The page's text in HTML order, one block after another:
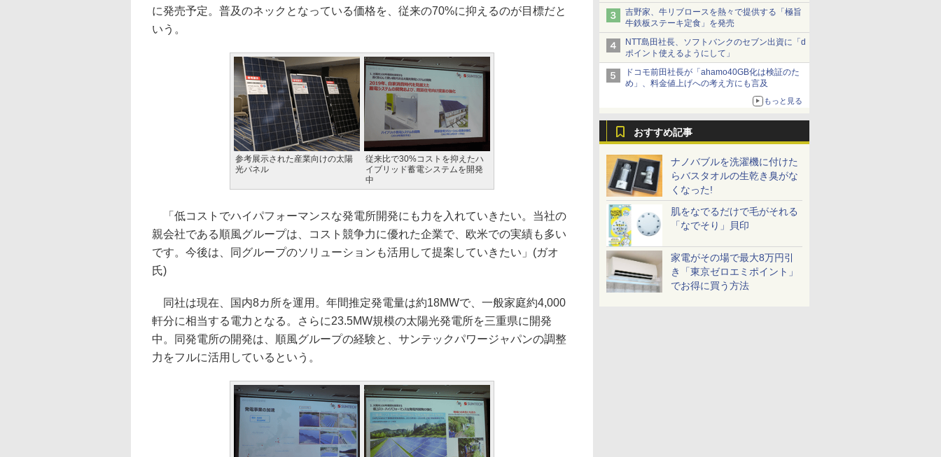
吉野家、牛リブロースを熱々で提供する「極旨
牛鉄板ステーキ定食」を発売
NTT島田社長、ソフトバンクのセブン出資に「d
ポイント使えるようにして」
ドコモ前田社長が「ahamo40GB化は検証のた
め」、料金値上げへの考え方にも言及
もっと見る
おすすめ記事
ナノバブルを洗濯機に付けた
らバスタオルの生乾き臭がな
くなった!
肌をなでるだけで毛がそれる
「なでそり」貝印
家電がその場で最大8万円引
き「東京ゼロエミポイント」
でお得に買う方法
に発売予定。普及のネックとなっている価格を、従来の70%に抑えるのが目標だと
いう。
参考展示された産業向けの太陽
光パネル
従来比で30%コストを抑えたハ
イブリッド蓄電システムを開発
中
「低コストでハイパフォーマンスな発電所開発にも力を入れていきたい。当社の
親会社である順風グループは、コスト競争力に優れた企業で、欧米での実績も多い
です。今後は、同グループのソリューションも活用して提案していきたい」(ガオ
氏)
同社は現在、国内8カ所を運用。年間推定発電量は約18MWで、一般家庭約4,000
軒分に相当する電力となる。さらに23.5MW規模の太陽光発電所を三重県に開発
中。同発電所の開発は、順風グループの経験と、サンテックパワージャパンの調整
力をフルに活用しているという。